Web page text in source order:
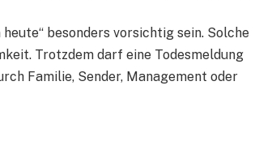
besonders vorsichtig sein. Solche
Trotzdem darf eine Todesmeldung
Familie, Sender, Management oder